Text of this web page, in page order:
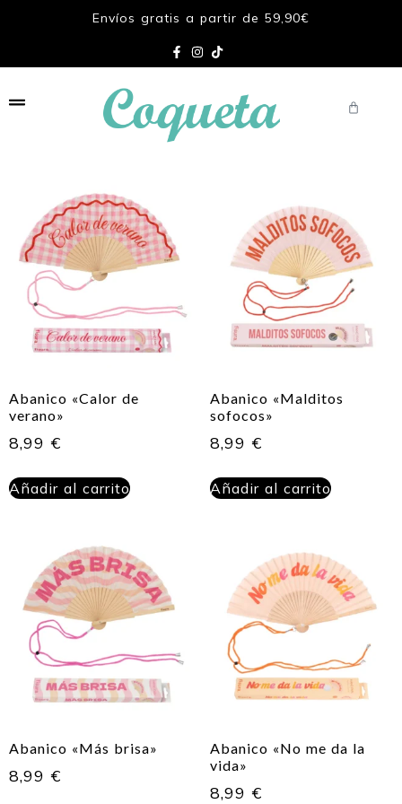
Envíos gratis a partir de 59,90€
Abanico «Calor de
verano»
8,99 €
Añadir al carrito
Abanico «Malditos
sofocos»
8,99 €
Añadir al carrito
Abanico «Más brisa»
8,99 €
Abanico «No me da la
vida»
8,99 €